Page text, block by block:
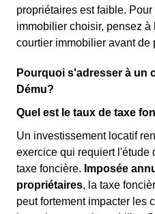
propriétaires est faible.
immobilier choisir, pensez
courtier immobilier avant de
Pourquoi s'adresser à un
Dému?
Quel est le taux de taxe
Un investissement locatif
exercice qui requiert l'étude
taxe foncière. Imposée
propriétaires, la taxe
peut fortement impacter les